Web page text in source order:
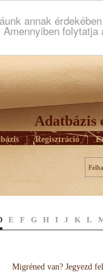
annak
Adatbázis
| Regisztráció |
E F G H I J K L
Migréned van? Jegyezd